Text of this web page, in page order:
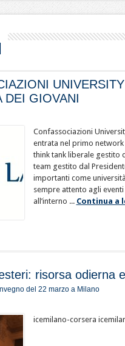
DEI GIOVANI
Confassociazioni
entrata nel primo network
think tank liberale gestito
team gestito dal
importanti come
sempre attento agli eventi
all’interno ... Continua a
risorsa odierna
del 22 marzo a Milano
icemilano-corsera